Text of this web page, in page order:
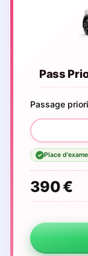
Pass
Passage
✓ Place
390 €